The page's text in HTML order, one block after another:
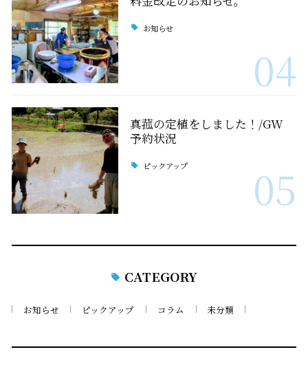
お知らせ
04
真菰の定植をしました！/GW
予約状況
ピックアップ 05
CATEGORY
お知らせ ピックアップ コラム 未分類